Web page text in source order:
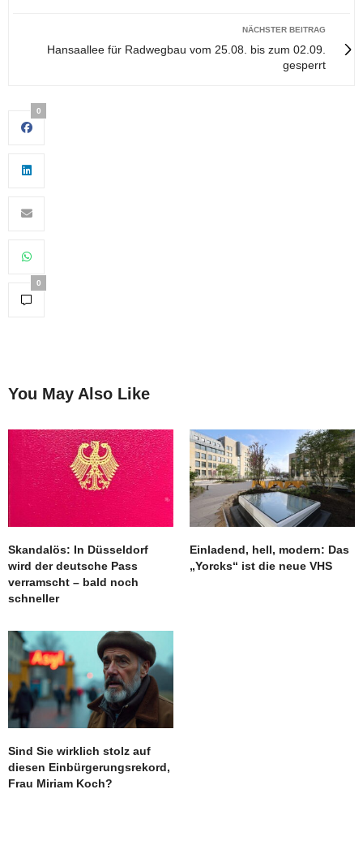
NÄCHSTER BEITRAG
Hansaallee für Radwegbau vom 25.08. bis zum 02.09.
gesperrt
0
0
You May Also Like
Skandalös: In Düsseldorf
wird der deutsche Pass
verramscht – bald noch
schneller
Einladend, hell, modern: Das
„Yorcks“ ist die neue VHS
Sind Sie wirklich stolz auf
diesen Einbürgerungsrekord,
Frau Miriam Koch?